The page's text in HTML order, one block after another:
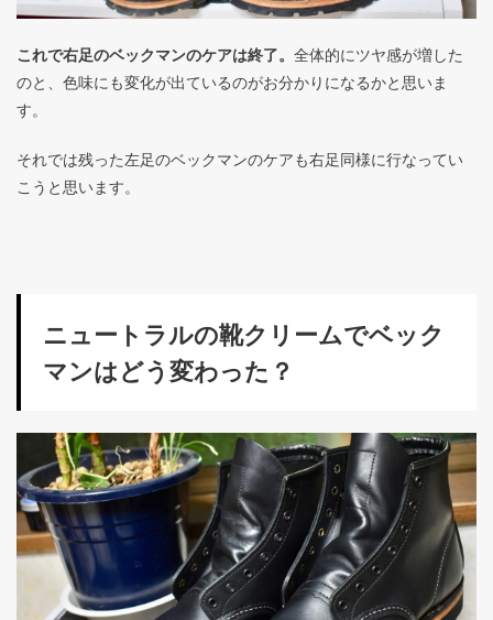
これで右足のベックマンのケアは終了。 全体的にツヤ感が増した
のと、色味にも変化が出ているのがお分かりになるかと思いま
す。
それでは残った左足のベックマンのケアも右足同様に行なってい
こうと思います。
ニュートラルの靴クリームでベック
マンはどう変わった？